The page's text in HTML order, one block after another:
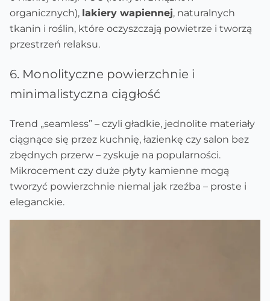
organicznych), lakiery wapiennej, naturalnych
tkanin i roślin, które oczyszczają powietrze i tworzą
przestrzeń relaksu.
6. Monolityczne powierzchnie i
minimalistyczna ciągłość
Trend „seamless” – czyli gładkie, jednolite materiały
ciągnące się przez kuchnię, łazienkę czy salon bez
zbędnych przerw – zyskuje na popularności.
Mikrocement czy duże płyty kamienne mogą
tworzyć powierzchnie niemal jak rzeźba – proste i
eleganckie.